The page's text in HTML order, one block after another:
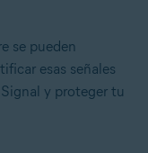
se pueden
esas señales
y proteger tu